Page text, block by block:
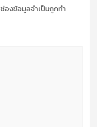
ช่องข้อมูลจำเป็นถูกทำ